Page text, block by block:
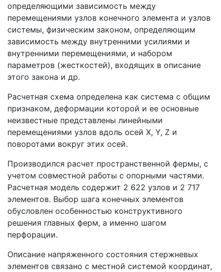
определяющими зависимость между
перемещениями узлов конечного элемента и узлов
системы, физическим законом, определяющим
зависимость между внутренними усилиями и
внутренними перемещениями, и набором
параметров (жесткостей), входящих в описание
этого закона и др.
Расчетная схема определена как система с общим
признаком, деформации которой и ее основные
неизвестные представлены линейными
перемещениями узлов вдоль осей X, Y, Z и
поворотами вокруг этих осей.
Производился расчет пространственной фермы, с
учетом совместной работы с опорными частями.
Расчетная модель содержит 2 622 узлов и 2 717
элементов. Выбор шага конечных элементов
обусловлен особенностью конструктивного
решения главных ферм, а именно шагом
перфорации.
Описание напряженного состояния стержневых
элементов связано с местной системой координат,